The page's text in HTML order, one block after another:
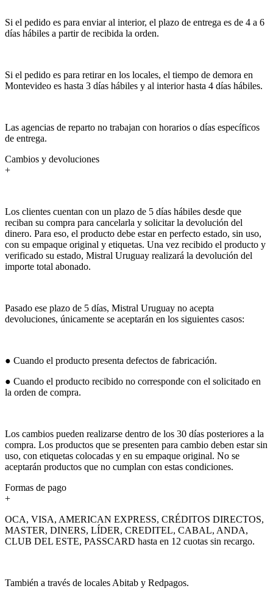
Si el pedido es para enviar al interior, el plazo de entrega es de 4 a 6
días hábiles a partir de recibida la orden.
Si el pedido es para retirar en los locales, el tiempo de demora en
Montevideo es hasta 3 días hábiles y al interior hasta 4 días hábiles.
Las agencias de reparto no trabajan con horarios o días específicos
de entrega.
Cambios y devoluciones
+
Los clientes cuentan con un plazo de 5 días hábiles desde que
reciban su compra para cancelarla y solicitar la devolución del
dinero. Para eso, el producto debe estar en perfecto estado, sin uso,
con su empaque original y etiquetas. Una vez recibido el producto y
verificado su estado, Mistral Uruguay realizará la devolución del
importe total abonado.
Pasado ese plazo de 5 días, Mistral Uruguay no acepta
devoluciones, únicamente se aceptarán en los siguientes casos:
● Cuando el producto presenta defectos de fabricación.
● Cuando el producto recibido no corresponde con el solicitado en
la orden de compra.
Los cambios pueden realizarse dentro de los 30 días posteriores a la
compra. Los productos que se presenten para cambio deben estar sin
uso, con etiquetas colocadas y en su empaque original. No se
aceptarán productos que no cumplan con estas condiciones.
Formas de pago
+
OCA, VISA, AMERICAN EXPRESS, CRÉDITOS DIRECTOS,
MASTER, DINERS, LÍDER, CREDITEL, CABAL, ANDA,
CLUB DEL ESTE, PASSCARD hasta en 12 cuotas sin recargo.
También a través de locales Abitab y Redpagos.